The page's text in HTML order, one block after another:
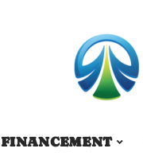
FINANCEMENT